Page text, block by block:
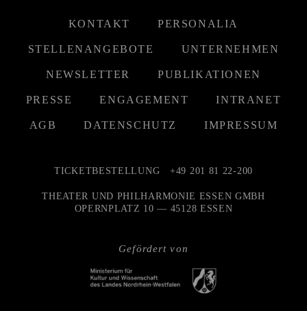
KONTAKT PERSONALIA
STELLENANGEBOTE UNTERNEHMEN
NEWSLETTER PUBLIKATIONEN
PRESSE ENGAGEMENT INTRANET
AGB DATENSCHUTZ IMPRESSUM
Gefördert von
TICKETBESTELLUNG +49 201 81 22-200
THEATER UND PHILHARMONIE ESSEN GMBH
OPERNPLATZ 10 — 45128 ESSEN